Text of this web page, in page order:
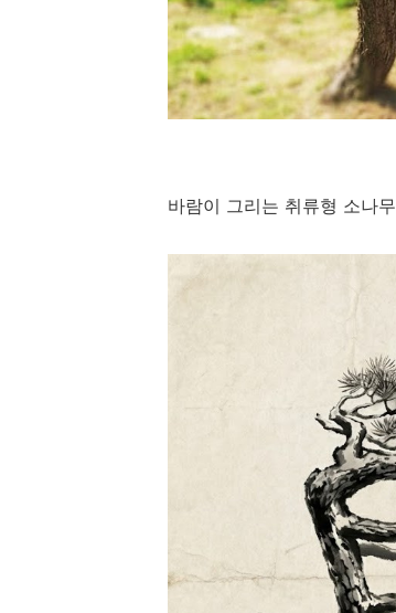
바람이 그리는 취류형 소나무